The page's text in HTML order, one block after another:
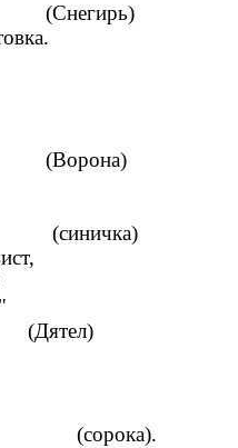
(Снегирь)
… (Ворона)